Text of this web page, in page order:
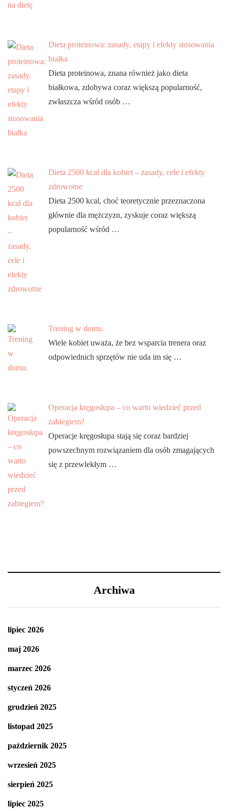
Dieta proteinowa: zasady, etapy i efekty stosowania
białka
Dieta proteinowa, znana również jako dieta
białkowa, zdobywa coraz większą popularność,
zwłaszcza wśród osób …
Dieta 2500 kcal dla kobiet – zasady, cele i efekty
zdrowotne
Dieta 2500 kcal, choć teoretycznie przeznaczona
głównie dla mężczyzn, zyskuje coraz większą
popularność wśród …
Trening w domu.
Wiele kobiet uważa, że bez wsparcia trenera oraz
odpowiednich sprzętów nie uda im się …
Operacja kręgosłupa – co warto wiedzieć przed
zabiegiem?
Operacje kręgosłupa stają się coraz bardziej
powszechnym rozwiązaniem dla osób zmagających
się z przewlekłym …
Archiwa
lipiec 2026
maj 2026
marzec 2026
styczeń 2026
grudzień 2025
listopad 2025
październik 2025
wrzesień 2025
sierpień 2025
lipiec 2025